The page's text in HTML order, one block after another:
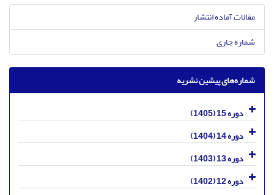
مقالات آماده انتشار
شماره جاری
شماره‌های پیشین نشریه
دوره 15 (1405)
دوره 14 (1404)
دوره 13 (1403)
دوره 12 (1402)